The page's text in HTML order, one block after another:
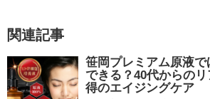
関連記事
笹岡プレミアム原液
できる？40代からの
得のエイジングケア